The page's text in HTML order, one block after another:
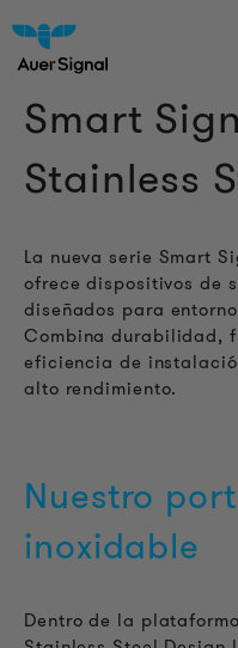
Smart
Stainless
La nueva serie Smart
ofrece dispositivos de
diseñados para
Combina durabilidad,
eficiencia de
alto rendimiento.
Nuestro
inoxidable
Dentro de la